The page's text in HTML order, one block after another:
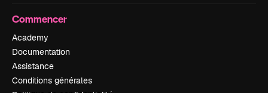
Commencer
Academy
Documentation
Assistance
Conditions générales